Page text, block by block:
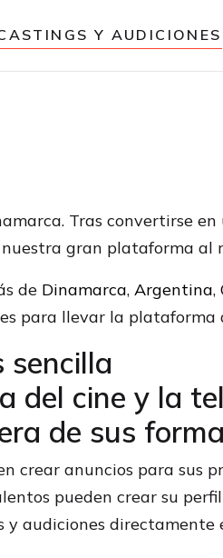
Y AUDICIONES
Tras convertirse
gran plataforma al
de Dinamarca, Argentina,
para llevar la plataforma
sencilla
cine y la
de sus
crear anuncios para sus
pueden crear su
audiciones